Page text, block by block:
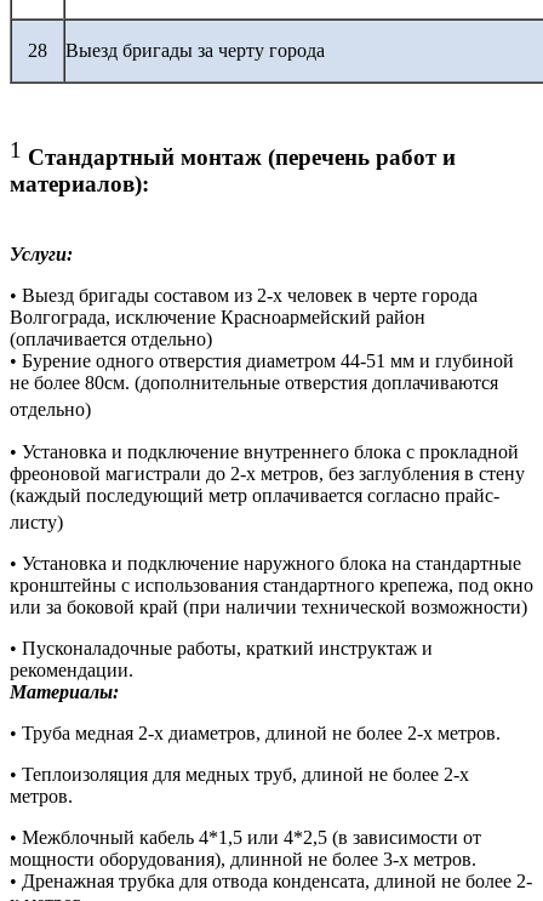
28 Выезд бригады за черту города
1 Стандартный монтаж (перечень работ и
материалов):
Услуги:
• Выезд бригады составом из 2-х человек в черте города
Волгограда, исключение Красноармейский район
(оплачивается отдельно)
• Бурение одного отверстия диаметром 44-51 мм и глубиной
не более 80см. (дополнительные отверстия доплачиваются
отдельно)
• Установка и подключение внутреннего блока с прокладной
фреоновой магистрали до 2-х метров, без заглубления в стену
(каждый последующий метр оплачивается согласно прайс-
листу)
• Установка и подключение наружного блока на стандартные
кронштейны с использования стандартного крепежа, под окно
или за боковой край (при наличии технической возможности)
• Пусконаладочные работы, краткий инструктаж и
рекомендации.
Материалы:
• Труба медная 2-х диаметров, длиной не более 2-х метров.
• Теплоизоляция для медных труб, длиной не более 2-х
метров.
• Межблочный кабель 4*1,5 или 4*2,5 (в зависимости от
мощности оборудования), длинной не более 3-х метров.
• Дренажная трубка для отвода конденсата, длиной не более 2-